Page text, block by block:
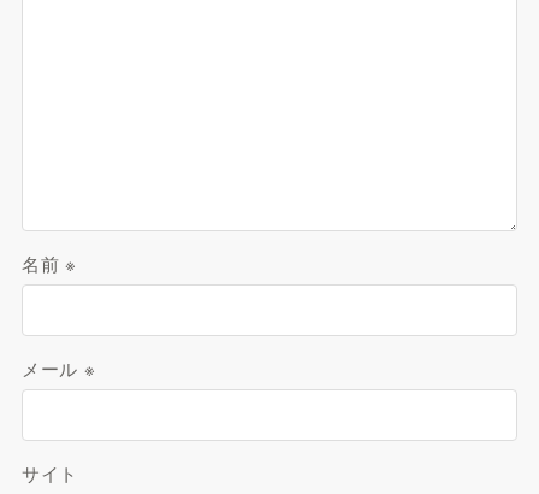
名前※
メール ※
サイト